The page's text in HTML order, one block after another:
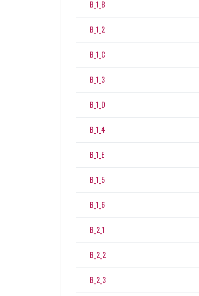
B_1_B
B_1_2
B_1_C
B_1_3
B_1_D
B_1_4
B_1_E
B_1_5
B_1_6
B_2_1
B_2_2
B_2_3